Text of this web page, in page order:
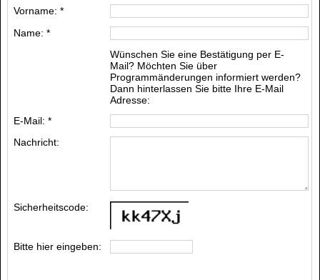
Vorname: *
Name: *
Wünschen Sie eine Bestätigung per E-
Mail? Möchten Sie über
Programmänderungen informiert werden?
Dann hinterlassen Sie bitte Ihre E-Mail
Adresse:
E-Mail: *
Nachricht:
Sicherheitscode:
Bitte hier eingeben: